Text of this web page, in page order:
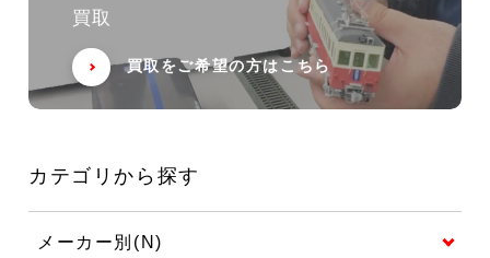
買取
買取をご希望の方はこちら
カテゴリから探す
メーカー別(N)